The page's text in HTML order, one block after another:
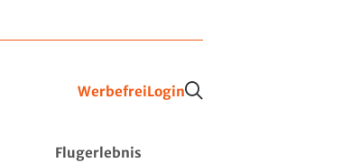
WerbefreiLogin
Flugerlebnis